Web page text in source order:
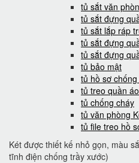
tủ sắt văn
tủ sắt đựng
tủ sắt lắp ráp
tủ sắt đựng
tủ sắt đựng
tủ bảo mật
tủ hồ sơ
tủ treo quần
tủ chống cháy
tủ văn phòng
tủ file treo hồ
Két được thiết kế nhỏ gọn, màu
tĩnh điện chống trầy xước)